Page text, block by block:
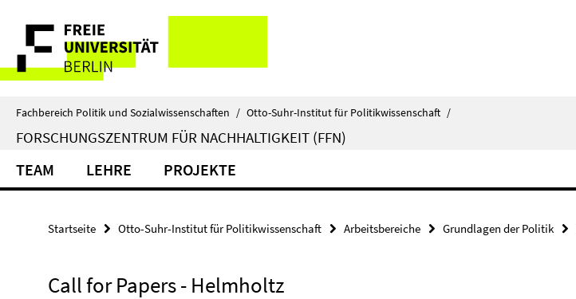
direkt
Inhalt
Service-
Navigation
Fachbereich Politik und Sozialwissenschaften / Otto-Suhr-Institut für Politikwissenschaft /
FORSCHUNGSZENTRUM FÜR NACHHALTIGKEIT (FFN)
TEAM LEHRE PROJEKTE
Startseite Otto-Suhr-Institut für Politikwissenschaft Arbeitsbereiche Grundlagen der Politik
Call for Papers - Helmholtz